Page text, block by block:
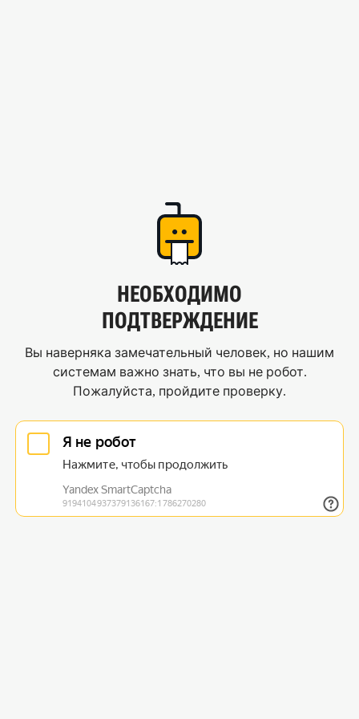
НЕОБХОДИМО
ПОДТВЕРЖДЕНИЕ
Вы наверняка замечательный человек, но нашим
системам важно знать, что вы не робот.
Пожалуйста, пройдите проверку.